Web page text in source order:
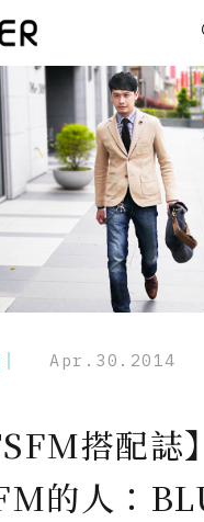
Apr.30.2014
搭配誌
的人：